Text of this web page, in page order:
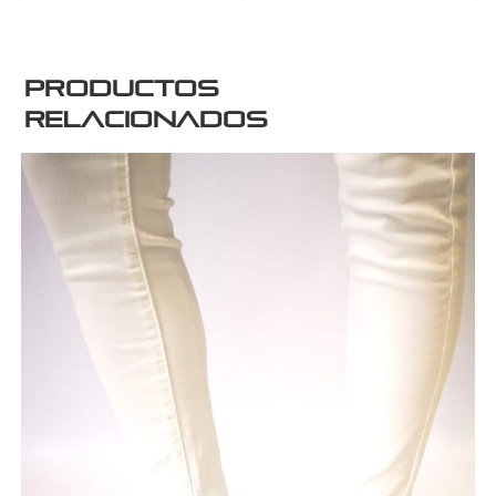
Productos
relacionados